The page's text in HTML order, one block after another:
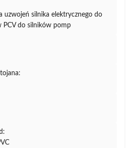
uzwojeń silnika elektrycznego do
PCV do silników pomp